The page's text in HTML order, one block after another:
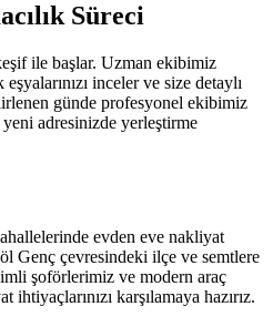
Süreci
ile başlar. Uzman ekibimiz
inceler ve size detaylı
günde profesyonel ekibimiz
adresinizde yerleştirme
evden eve nakliyat
Genç çevresindeki ilçe ve semtlere
şoförlerimiz ve modern araç
karşılamaya hazırız.